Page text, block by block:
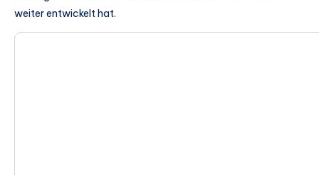
weiter entwickelt hat.